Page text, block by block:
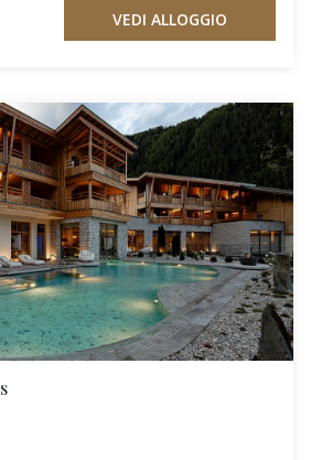
VEDI ALLOGGIO
s